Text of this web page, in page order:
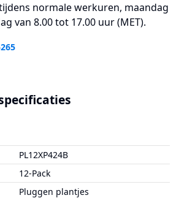
normale werkuren, maandag
van 8.00 tot 17.00 uur (MET).
PL12XP424B
12-Pack
Pluggen plantjes